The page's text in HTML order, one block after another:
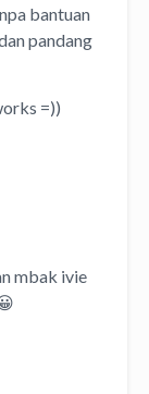
bantuan
pandang
=))
mbak ivie